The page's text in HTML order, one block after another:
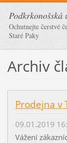
Podkrkonošská
Ochutnejte čerstvé
Staré Paky
Archiv
Prodejna v
09.01.2019
Vážení